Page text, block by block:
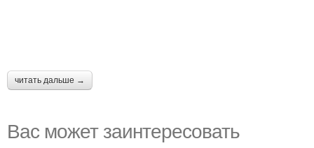
читать дальше →
Вас может заинтересовать